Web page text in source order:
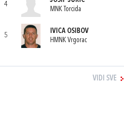
4
MNK Torcida
5
IVICA OSIBOV
HMNK Vrgorac
VIDI SVE